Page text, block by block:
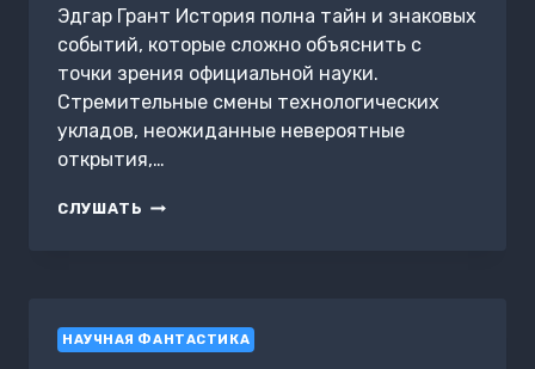
Эдгар Грант История полна тайн и знаковых
событий, которые сложно объяснить с
точки зрения официальной науки.
Стремительные смены технологических
укладов, неожиданные невероятные
открытия,…
СЛУШАТЬ КОЛЛЕГИЯ.
НАУЧНАЯ ФАНТАСТИКА